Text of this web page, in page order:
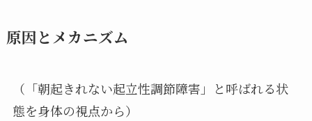
原因とメカニズム
（「朝起きれない起立性調節障害」と呼ばれる状
態を身体の視点から）